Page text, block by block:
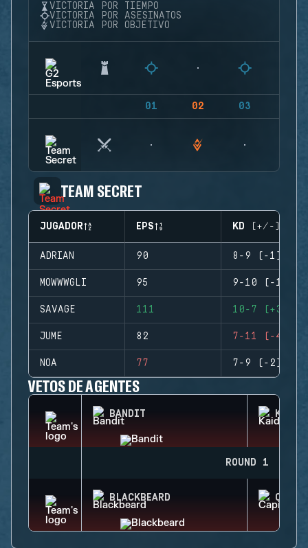
VICTORIA POR TIEMPO
VICTORIA POR ASESINATOS
VICTORIA POR OBJETIVO
01 02 03
TEAM SECRET
JUGADOR EPS KD (+/-)
ADRIAN 90 8-9 (-1)
MOWWWGLI 95 9-10 (-1)
SAVAGE 111 10-7 (+3)
JUME 82 7-11 (-4)
NOA 77 7-9 (-2)
VETOS DE AGENTES
BANDIT KAID
ROUND 1
BLACKBEARD